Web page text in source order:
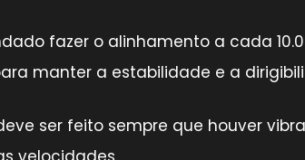
fazer o alinhamento a cada
manter a estabilidade e a
ser feito sempre que houver